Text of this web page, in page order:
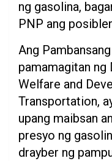
ng gasolina,
PNP ang
Ang
pamamagitan
Welfare and
Transportation,
upang maibsan
presyo ng
drayber ng